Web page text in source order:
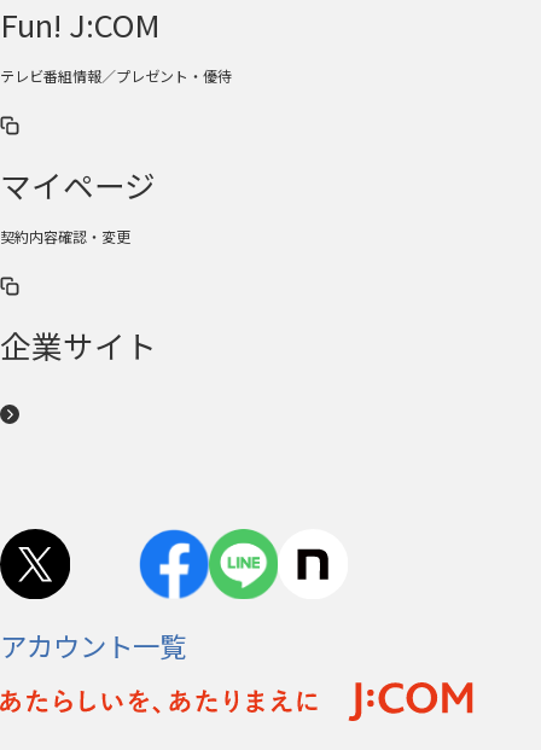
Fun! J:COM
テレビ番組情報／プレゼント・優待
マイページ
契約内容確認・変更
企業サイト
アカウント一覧